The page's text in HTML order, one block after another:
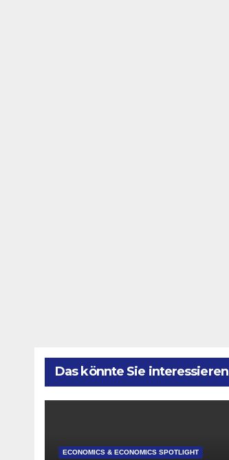
Das könnte Sie interessieren
ECONOMICS & ECONOMICS SPOTLIGHT